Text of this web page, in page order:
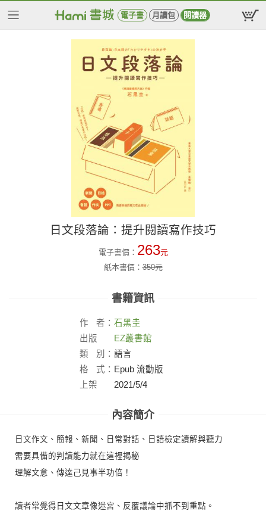
電子書 月讀包 閱讀器
日文段落論：提升閱讀寫作技巧
電子書價： 263元
紙本書價：350元
書籍資訊
作 者： 石黑圭
出版
社：
EZ叢書館
類
別： 語言
格
式： Epub 流動版
上架
2021/5/4
內容簡介
日文作文、簡報、新聞、日常對話、日語檢定讀解與聽力
需要具備的判讀能力就在這裡揭秘
理解文意、傳達己見事半功倍！
讀者常覺得日文文章像迷宮、反覆議論中抓不到重點。